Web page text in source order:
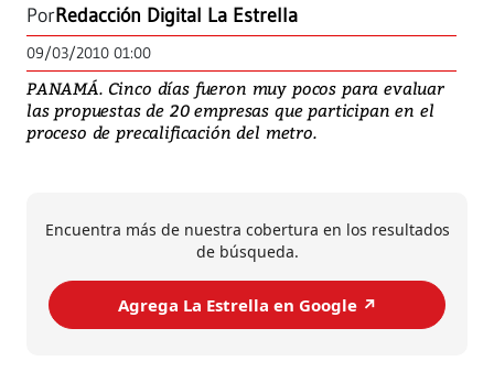
PorRedacción Digital La Estrella
09/03/2010 01:00
PANAMÁ. Cinco días fueron muy pocos para evaluar
las propuestas de 20 empresas que participan en el
proceso de precalificación del metro.
Encuentra más de nuestra cobertura en los resultados
de búsqueda.
Agrega La Estrella en Google ↗️